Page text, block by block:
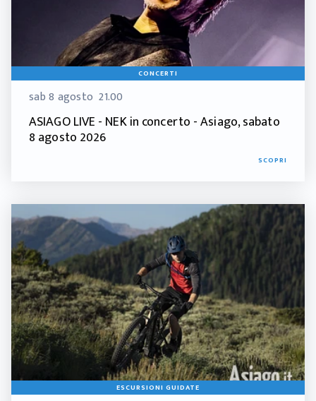
CONCERTI
sab 8 agosto 21.00
ASIAGO LIVE - NEK in concerto - Asiago, sabato
8 agosto 2026
SCOPRI
ESCURSIONI GUIDATE